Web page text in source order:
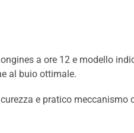
a ore 12 e modello
al buio ottimale.
e pratico meccanismo